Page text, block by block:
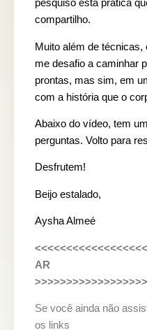
pesquiso esta prática
compartilho.
Muito além de
me desafio a caminhar
prontas, mas sim, em
com a história que o
Abaixo do vídeo, tem
perguntas. Volto para
Desfrutem!
Beijo estalado,
Aysha Almeé
AR
Se você ainda não
os links